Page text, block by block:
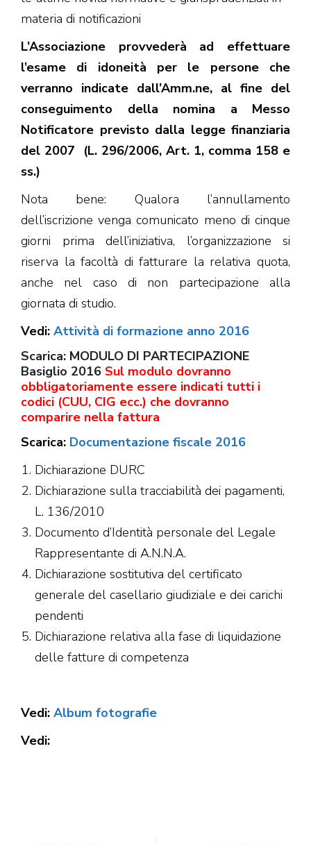
materia di notificazioni
L’Associazione provvederà ad effettuare
l’esame di idoneità per le persone che
verranno indicate dall’Amm.ne, al fine del
conseguimento della nomina a Messo
Notificatore previsto dalla legge finanziaria
del 2007 (L. 296/2006, Art. 1, comma 158 e
ss.)
Nota bene: Qualora l’annullamento
dell’iscrizione venga comunicato meno di cinque
giorni prima dell’iniziativa, l’organizzazione si
riserva la facoltà di fatturare la relativa quota,
anche nel caso di non partecipazione alla
giornata di studio.
Vedi: Attività di formazione anno 2016
Scarica: MODULO DI PARTECIPAZIONE
Basiglio 2016 Sul modulo dovranno
obbligatoriamente essere indicati tutti i
codici (CUU, CIG ecc.) che dovranno
comparire nella fattura
Scarica: Documentazione fiscale 2016
Dichiarazione DURC
Dichiarazione sulla tracciabilità dei pagamenti,
L. 136/2010
Documento d’Identità personale del Legale
Rappresentante di A.N.N.A.
Dichiarazione sostitutiva del certificato
generale del casellario giudiziale e dei carichi
pendenti
Dichiarazione relativa alla fase di liquidazione
delle fatture di competenza
Vedi: Album fotografie
Vedi: